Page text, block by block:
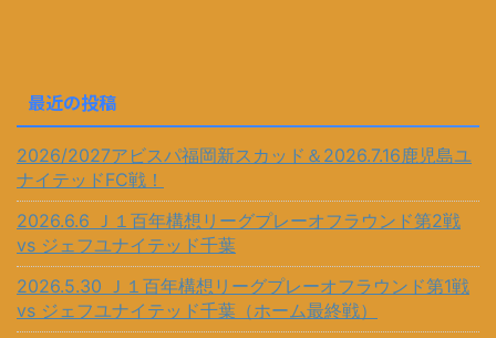
最近の投稿
2026/2027アビスパ福岡新スカッド＆2026.7.16鹿児島ユ
ナイテッドFC戦！
2026.6.6 Ｊ１百年構想リーグプレーオフラウンド第2戦
vs ジェフユナイテッド千葉
2026.5.30 Ｊ１百年構想リーグプレーオフラウンド第1戦
vs ジェフユナイテッド千葉（ホーム最終戦）